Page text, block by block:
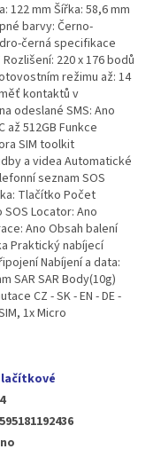
122 mm Šířka: 58,6 mm
barvy: Černo-
černá specifikace
220 x 176 bodů
režimu až: 14
kontaktů v
odeslané SMS: Ano
512GB Funkce
SIM toolkit
a videa Automatické
seznam SOS
Tlačítko Počet
Locator: Ano
Ano Obsah balení
Praktický nabíjecí
Nabíjení a data:
SAR SAR Body(10g)
CZ - SK - EN - DE -
1x Micro